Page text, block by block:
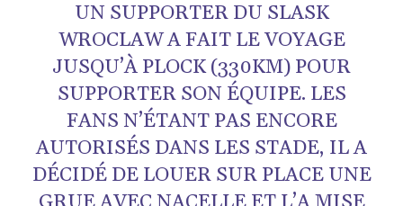
UN SUPPORTER DU SLASK
WROCLAW A FAIT LE VOYAGE
JUSQU’À PLOCK (330KM) POUR
SUPPORTER SON ÉQUIPE. LES
FANS N’ÉTANT PAS ENCORE
AUTORISÉS DANS LES STADE, IL A
DÉCIDÉ DE LOUER SUR PLACE UNE